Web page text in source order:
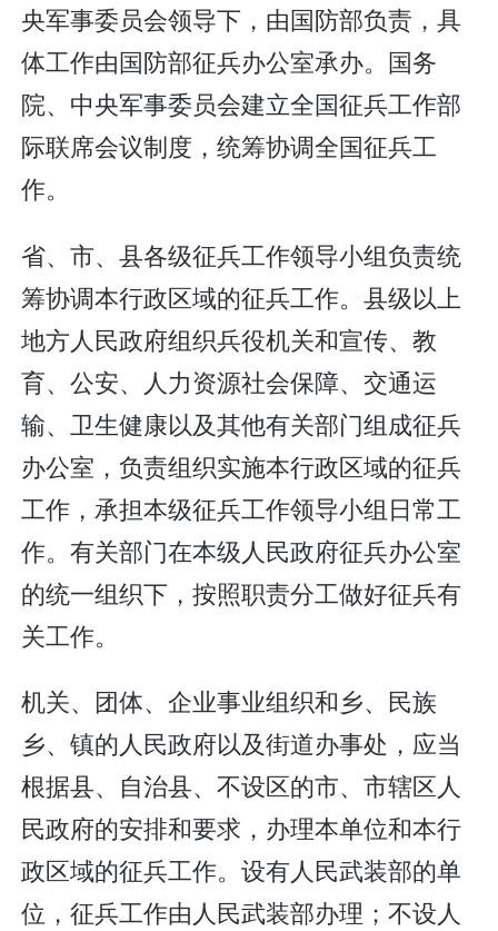
央军事委员会领导下，由国防部负责，具
体工作由国防部征兵办公室承办。国务
院、中央军事委员会建立全国征兵工作部
际联席会议制度，统筹协调全国征兵工
作。
省、市、县各级征兵工作领导小组负责统
筹协调本行政区域的征兵工作。县级以上
地方人民政府组织兵役机关和宣传、教
育、公安、人力资源社会保障、交通运
输、卫生健康以及其他有关部门组成征兵
办公室，负责组织实施本行政区域的征兵
工作，承担本级征兵工作领导小组日常工
作。有关部门在本级人民政府征兵办公室
的统一组织下，按照职责分工做好征兵有
关工作。
机关、团体、企业事业组织和乡、民族
乡、镇的人民政府以及街道办事处，应当
根据县、自治县、不设区的市、市辖区人
民政府的安排和要求，办理本单位和本行
政区域的征兵工作。设有人民武装部的单
位，征兵工作由人民武装部办理；不设人